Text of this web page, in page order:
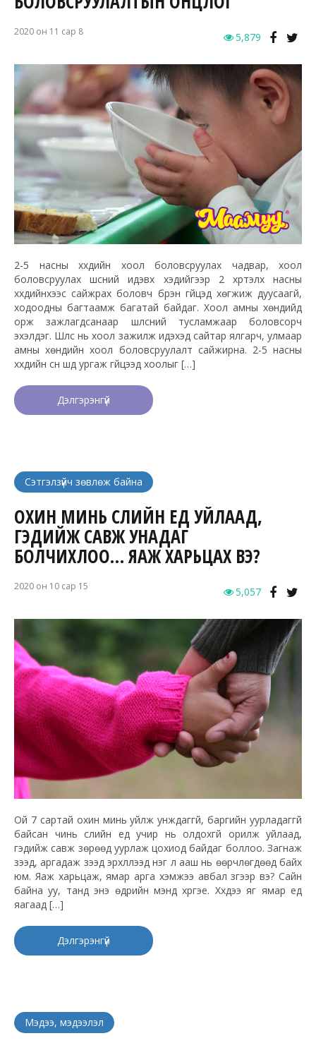
2020 он 11 сар 8 5,879
2-5 насны хүүхдийн хоол боловсруулах чадвар, хоол
боловсруулах шүүсний идэвх хэдийгээр 2 хүртэлх насны
хүүхдийнхээс сайжрах боловч бүрэн гүйцэд хөгжиж дуусаагүй,
ходоодны багтаамж багатай байдаг. Хоол амны хөндийд
орж зажлагдсанаар шүлсний тусламжаар боловсорч
эхэлдэг. Шүлс нь хоол зажилж идэхэд сайтар ялгарч, улмаар
амны хөндийн хоол боловсруулалт сайжирна. 2-5 насны
хүүхдийн сүүн шүд ургаж гүйцээд хоолыг […]
Дэлгэрэнгүй
Сэтгэлзүйч зөвлөж байна
ОХИН МИНЬ СҮҮЛИЙН ҮЕД УЙЛААД,
ГЭДИЙЖ САВЖ УНАДАГ
БОЛЧИХЛОО… ЯАЖ ХАРЬЦАХ ВЭ?
2020 он 10 сар 15 5,057
Ой 7 сартай охин минь уйлж унждаггүй, баргийн уурладаггүй
байсан чинь сүүлийн үед учир нь олдохгүй орилж уйлаад,
гэдийж савж зөрөөд уурлаж цохиод байдаг боллоо. Загнаж
үзээд, аргадаж үзээд эрхлүүлээд нэг л ааш нь өөрчлөгдөөд байх
юм. Яаж харьцаж, ямар арга хэмжээ авбал зүгээр вэ? Сайн
байна уу, танд энэ өдрийн мэнд хүргэе. Хүүхдээ яг ямар үед
яагаад […]
Дэлгэрэнгүй
Мэдээ, мэдээлэл